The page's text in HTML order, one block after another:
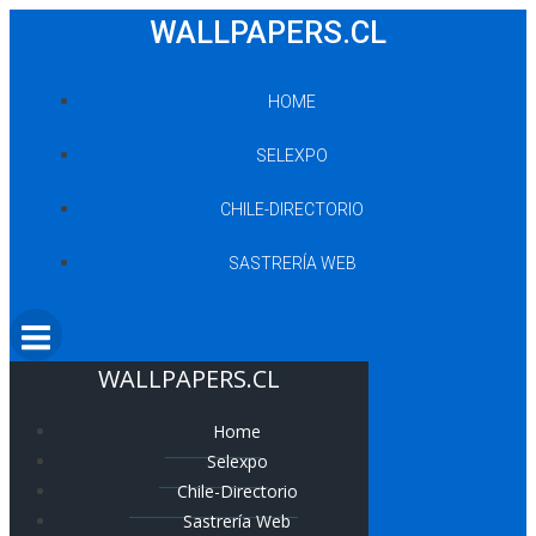
WALLPAPERS.CL
HOME
SELEXPO
CHILE-DIRECTORIO
SASTRERÍA WEB
WALLPAPERS.CL
Home
Selexpo
Chile-Directorio
Sastrería Web